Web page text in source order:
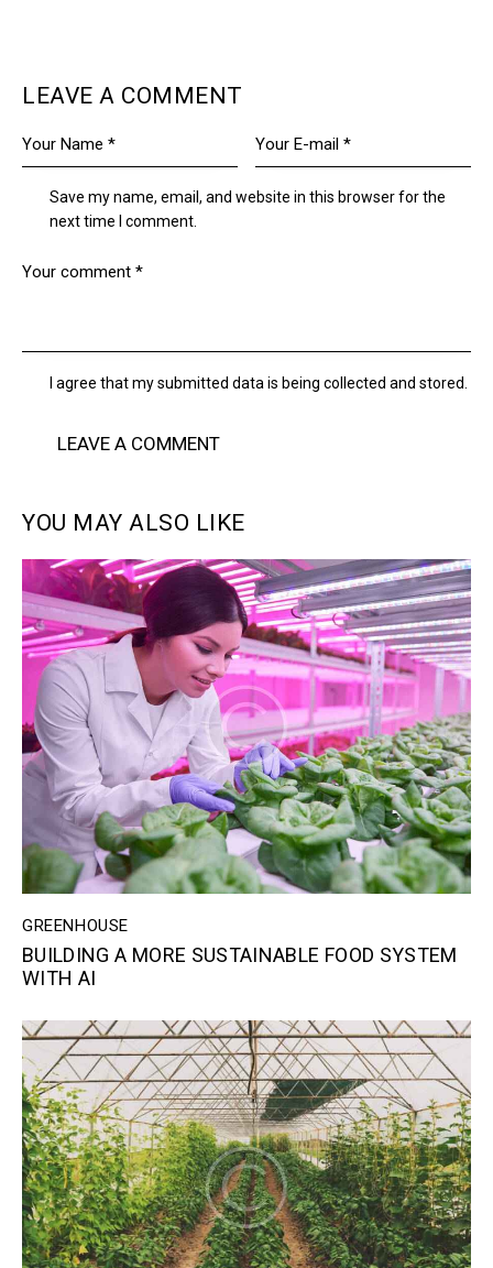
LEAVE A COMMENT
Save my name, email, and website in this browser for the
next time I comment.
I agree that my submitted data is being collected and stored.
YOU MAY ALSO LIKE
GREENHOUSE
BUILDING A MORE SUSTAINABLE FOOD SYSTEM
WITH AI